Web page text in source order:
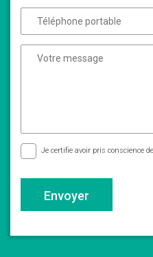
Je certifie avoir pris conscience
Envoyer